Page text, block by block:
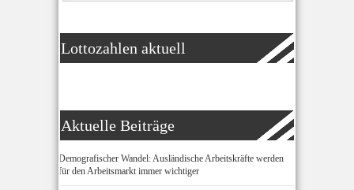
Lottozahlen aktuell
Aktuelle Beiträge
Demografischer Wandel: Ausländische Arbeitskräfte werden
für den Arbeitsmarkt immer wichtiger